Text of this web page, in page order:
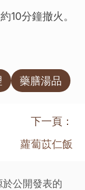
10分鐘撤火。
藥膳湯品
下一頁：
蘿蔔苡仁飯
公開發表的